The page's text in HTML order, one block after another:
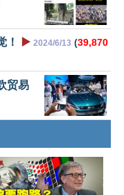
！ ▶️ 2024/6/13 (39,870
贸易